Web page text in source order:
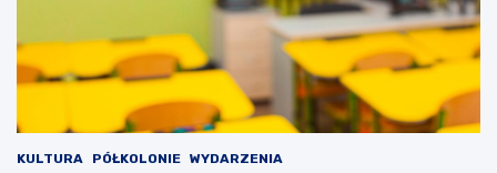
KULTURA PÓŁKOLONIE WYDARZENIA